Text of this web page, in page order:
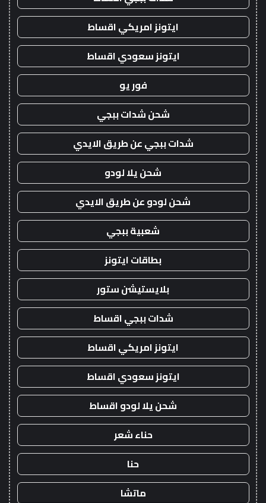
ايتونز امريكي اقساط
ايتونز سعودي اقساط
فور يو
شحن شدات ببجي
شدات ببجي عن طريق الايدي
شحن يلا لودو
شحن لودو عن طريق الايدي
شعبية ببجي
بطاقات ايتونز
بلايستيشن ستور
شدات ببجي اقساط
ايتونز امريكي اقساط
ايتونز سعودي اقساط
شحن يلا لودو اقساط
حناء شعر
حنا
ماتشا